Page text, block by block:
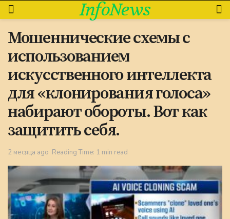
InfoNews
Мошеннические схемы с
использованием
искусственного интеллекта
для «клонирования голоса»
набирают обороты. Вот как
защитить себя.
2 месяца ago Reading Time: 1 min read